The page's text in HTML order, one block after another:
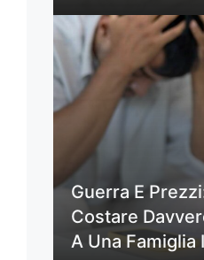
Guerra E
Costare
A Una Famiglia